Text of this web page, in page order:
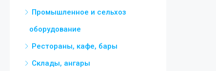
Промышленное и сельхоз
оборудование
Рестораны, кафе, бары
Склады, ангары